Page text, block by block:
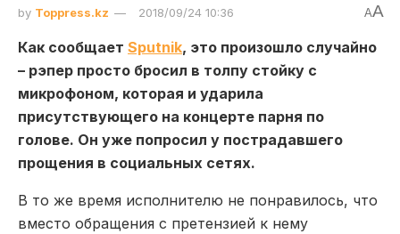
by Toppress.kz 2018/09/24 10:36 AA
Как сообщает Sputnik, это произошло случайно
– рэпер просто бросил в толпу стойку с
микрофоном, которая и ударила
присутствующего на концерте парня по
голове. Он уже попросил у пострадавшего
прощения в социальных сетях.
В то же время исполнителю не понравилось, что
вместо обращения с претензией к нему